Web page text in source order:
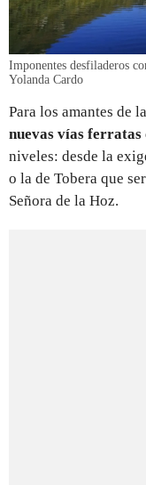
Imponentes desfiladeros
Yolanda Cardo
Para los amantes de
nuevas vías ferratas
niveles: desde la
o la de Tobera que
Señora de la Hoz.